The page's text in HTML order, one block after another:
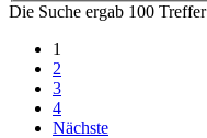
Die Suche ergab 100 Treffer
1
2
3
4
Nächste